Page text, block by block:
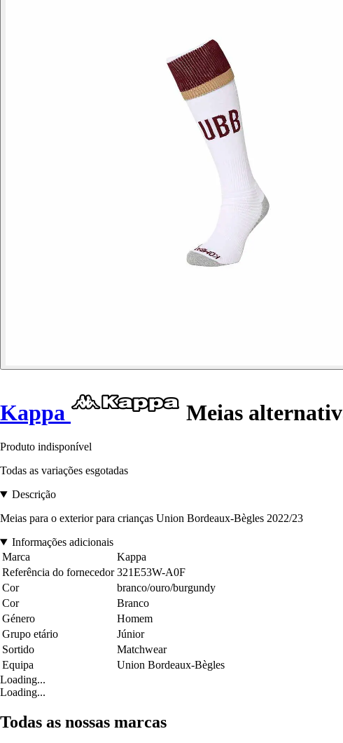
Kappa Meias
Produto indisponível
Todas as variações esgotadas
Descrição
Meias para o exterior para crianças Union Bordeaux-Bègles 2022/23
Informações adicionais
Marca
Kappa
Referência do fornecedor 321E53W-A0F
Cor
branco/ouro/burgundy
Cor
Branco
Género
Homem
Grupo etário
Júnior
Sortido
Matchwear
Equipa
Union Bordeaux-Bègles
Loading...
Loading...
Todas as nossas marcas